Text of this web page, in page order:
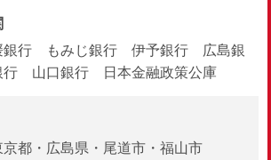
行 もみじ銀行 伊予銀行 広島銀
山口銀行 日本金融政策公庫
都・広島県・尾道市・福山市